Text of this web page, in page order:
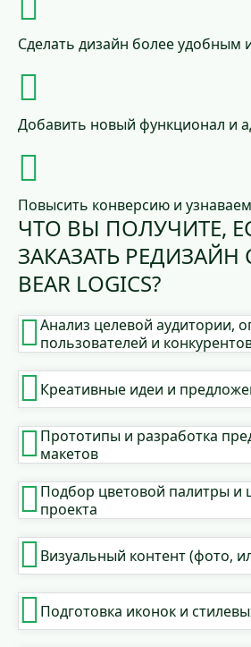
Сделать дизайн более удобным
Добавить новый функционал и
Повысить конверсию и
ЧТО ВЫ ПОЛУЧИТЕ,
ЗАКАЗАТЬ РЕДИЗАЙН
BEAR LOGICS?
Анализ целевой аудитории,
пользователей и
Креативные идеи и
Прототипы и разработка
макетов
Подбор цветовой палитры и
проекта
Визуальный контент (фото,
Подготовка иконок и